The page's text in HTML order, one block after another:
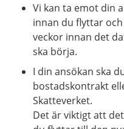
Vi kan ta emot din
innan du flyttar
veckor innan det
ska börja.
I din ansökan ska
bostadskontrakt
Skatteverket.
Det är viktigt att